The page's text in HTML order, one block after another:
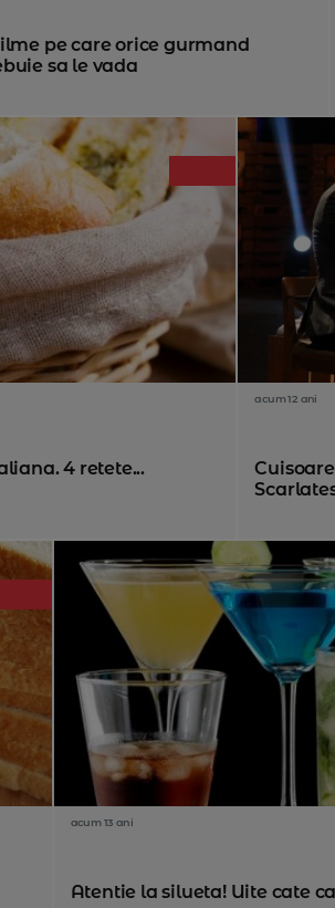
pe care orice gurmand
sa le vada
4 retete...
acum 12 ani
acum 13 ani
Atentie la silueta! Uite cate